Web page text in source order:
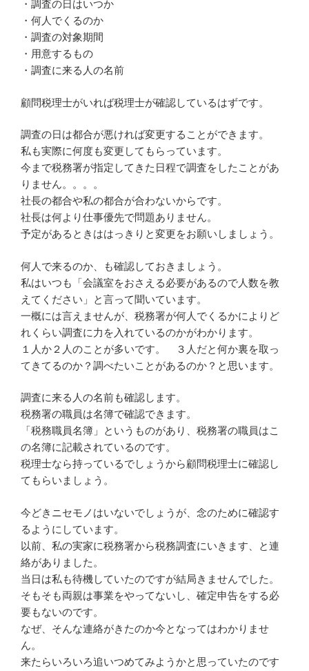
・調査の日はいつか
・何人でくるのか
・調査の対象期間
・用意するもの
・調査に来る人の名前
顧問税理士がいれば税理士が確認しているはずです。
調査の日は都合が悪ければ変更することができます。
私も実際に何度も変更してもらっています。
今まで税務署が指定してきた日程で調査をしたことがあ
りません。。。。
社長の都合や私の都合が合わないからです。
社長は何より仕事優先で問題ありません。
予定があるときははっきりと変更をお願いしましょう。
何人で来るのか、も確認しておきましょう。
私はいつも「会議室をおさえる必要があるので人数を教
えてください」と言って聞いています。
一概には言えませんが、税務署が何人でくるかによりど
れくらい調査に力を入れているのかがわかります。
１人か２人のことが多いです。 ３人だと何か裏を取っ
てきてるのか？調べたいことがあるのか？と思います。
調査に来る人の名前も確認します。
税務署の職員は名簿で確認できます。
「税務職員名簿」というものがあり、税務署の職員はこ
の名簿に記載されているのです。
税理士なら持っているでしょうから顧問税理士に確認し
てもらいましょう。
今どきニセモノはいないでしょうが、念のために確認す
るようにしています。
以前、私の実家に税務署から税務調査にいきます、と連
絡がありました。
当日は私も待機していたのですが結局きませんでした。
そもそも両親は事業をやってないし、確定申告をする必
要もないのです。
なぜ、そんな連絡がきたのか今となってはわかりませ
ん。
来たらいろいろ追いつめてみようかと思っていたのです